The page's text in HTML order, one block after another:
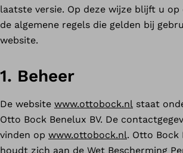
laatste versie. Op deze wijze blijft u op
de algemene regels die gelden bij
website.
1. Beheer
De website www.ottobock.nl staat
Otto Bock Benelux BV. De
vinden op www.ottobock.nl. Otto Bock
houdt zich aan de Wet Bescherming